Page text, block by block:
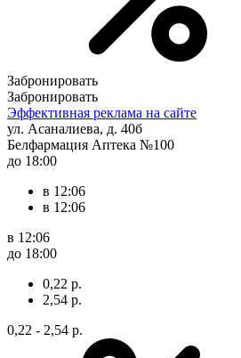
Забронировать
Забронировать
Эффективная реклама на сайте
ул. Асаналиева, д. 40б
Белфармация Аптека №100
до 18:00
в 12:06
в 12:06
в 12:06
до 18:00
0,22 р.
2,54 р.
0,22 - 2,54 р.